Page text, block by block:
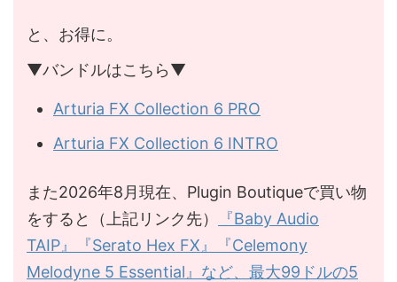
と、お得に。
▼バンドルはこちら▼
Arturia FX Collection 6 PRO
Arturia FX Collection 6 INTRO
また2026年8月現在、Plugin Boutiqueで買い物
をすると（上記リンク先）
『Baby Audio
TAIP』『Serato Hex FX』『Celemony
Melodyne 5 Essential』など、最大99ドルの5